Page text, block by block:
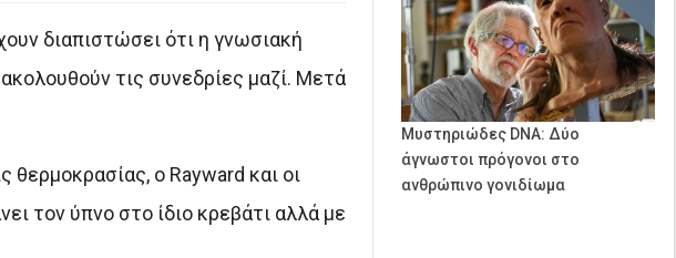
διαπιστώσει ότι η γνωσιακή
τις συνεδρίες μαζί. Μετά
ο Rayward και οι
τον ύπνο στο ίδιο κρεβάτι αλλά με
Μυστηριώδες DNA: Δύο
άγνωστοι πρόγονοι στο
ανθρώπινο γονιδίωμα